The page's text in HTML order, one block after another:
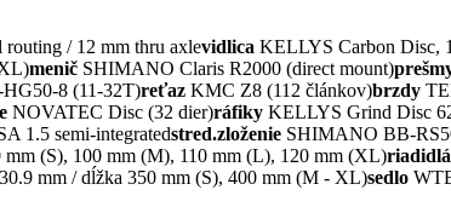
/ 12 mm thru axlevidlica KELLYS Carbon Disc,
menič SHIMANO Claris R2000 (direct mount)
8 (11-32T)reťaz KMC Z8 (112 článkov)brzdy
NOVATEC Disc (32 dier)ráfiky KELLYS Grind Disc
1.5 semi-integratedstred.zloženie SHIMANO BB-
(S), 100 mm (M), 110 mm (L), 120 mm (XL)riadidlá
mm / dĺžka 350 mm (S), 400 mm (M - XL)sedlo